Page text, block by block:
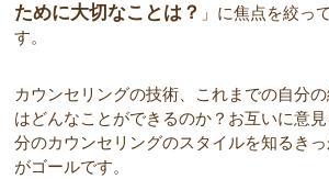
ために大切なことは？ 」に焦点を絞っ
す。
カウンセリングの技術、これまでの自分
はどんなことができるのか？お互いに意
分のカウンセリングのスタイルを知るき
がゴールです。